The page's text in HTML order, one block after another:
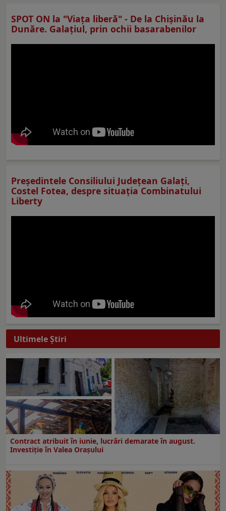
SPOT ON la "Viaţa liberă" - De la Chișinău la
Dunăre. Galațiul, prin ochii basarabenilor
Preşedintele Consiliului Judeţean Galaţi,
Costel Fotea, despre situaţia Combinatului
Liberty
Ultimele Ştiri
Contract atribuit în iunie, lucrări demarate în august.
Investiţie în Valea Oraşului